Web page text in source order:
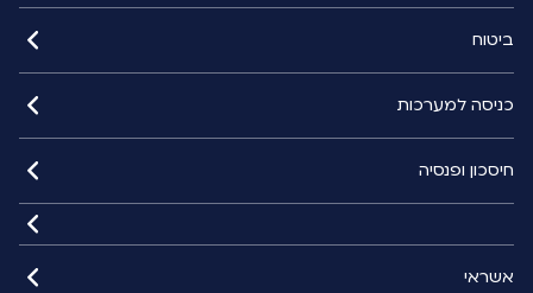
ביטוח
כניסה למערכות
חיסכון ופנסיה
אשראי